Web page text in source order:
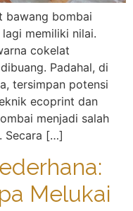
bawang bombai
memiliki nilai.
cokelat
Padahal, di
tersimpan potensi
ecoprint dan
menjadi salah
Secara […]
Melukai